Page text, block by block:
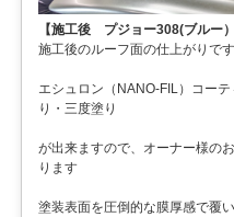
【施工後 プジョー308(ブルー
施工後のルーフ面の仕上がりです
エシュロン（NANO-FIL）コー
り・三度塗り
が出来ますので、オーナー様の
ります
塗装表面を圧倒的な膜厚感で覆い